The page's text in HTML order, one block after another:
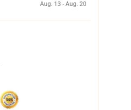
Aug. 13 - Aug. 20